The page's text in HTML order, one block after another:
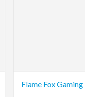
Flame Fox Gaming